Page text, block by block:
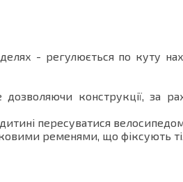
- регулюється по куту
конструкції, за
пересуватися
ременями, що фіксують